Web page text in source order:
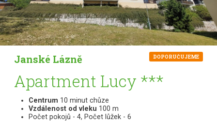
Janské Lázně DOPORUČUJEME
Apartment Lucy ***
Centrum 10 minut chůze
Vzdálenost od vleku 100 m
Počet pokojů - 4, Počet lůžek - 6